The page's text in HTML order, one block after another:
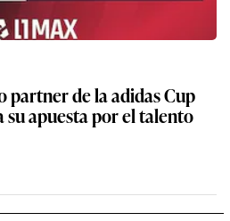
partner de la adidas Cup
apuesta por el talento